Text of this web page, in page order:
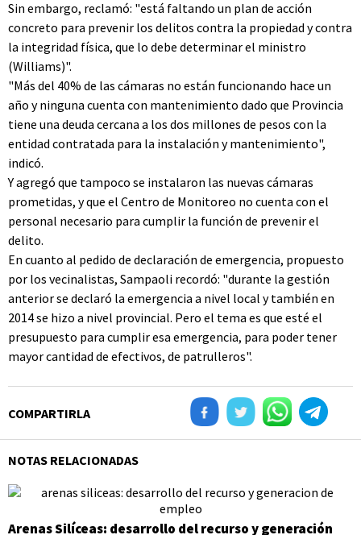
Sin embargo, reclamó: "está faltando un plan de acción
concreto para prevenir los delitos contra la propiedad y contra
la integridad física, que lo debe determinar el ministro
(Williams)".
"Más del 40% de las cámaras no están funcionando hace un
año y ninguna cuenta con mantenimiento dado que Provincia
tiene una deuda cercana a los dos millones de pesos con la
entidad contratada para la instalación y mantenimiento",
indicó.
Y agregó que tampoco se instalaron las nuevas cámaras
prometidas, y que el Centro de Monitoreo no cuenta con el
personal necesario para cumplir la función de prevenir el
delito.
En cuanto al pedido de declaración de emergencia, propuesto
por los vecinalistas, Sampaoli recordó: "durante la gestión
anterior se declaró la emergencia a nivel local y también en
2014 se hizo a nivel provincial. Pero el tema es que esté el
presupuesto para cumplir esa emergencia, para poder tener
mayor cantidad de efectivos, de patrulleros".
COMPARTIRLA
NOTAS RELACIONADAS
Arenas Silíceas: desarrollo del recurso y generación